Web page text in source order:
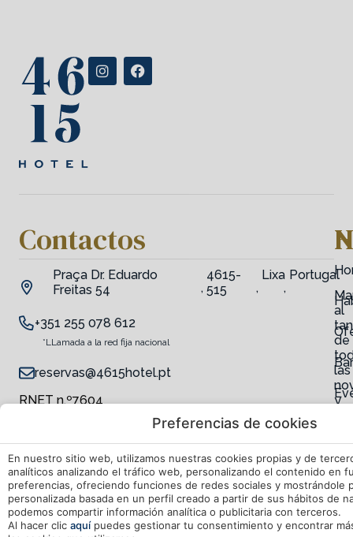
Contactos
Praça Dr. Eduardo
Freitas 54
,
4615-
515
,
Lixa
,
Portugal
+351 255 078 612
*LLamada a la red fija nacional
reservas@4615hotel.pt
RNET n.º7604
Bar
al
de
las
y
Preferencias de cookies
En nuestro sitio web, utilizamos nuestras cookies propias y de
analíticos analizando el tráfico web, personalizando el contenido en
preferencias, ofreciendo funciones de redes sociales y mostrándole
personalizada basada en un perfil creado a partir de sus hábitos de
podemos compartir información analítica o publicitaria con terceros.
Al hacer clic aquípuedes gestionar tu consentimiento y encontrar